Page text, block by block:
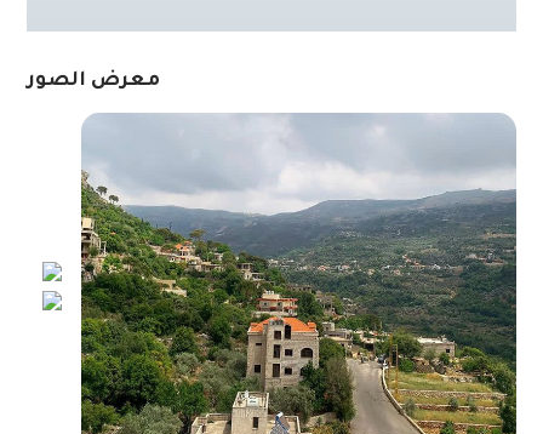
معرض الصور